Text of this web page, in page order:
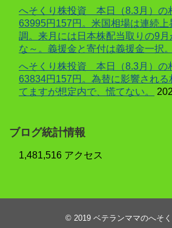
へそくり株投資 本日（8.3月）の
63995円157円。米国相場は連続
調。来月には日本株配当取りの9
な～。義援金と寄付は義援金一択。
へそくり株投資 本日（8.3月）の
63834円157円。為替に影響される
てますが想定内で、慌てない。
ブログ統計情報
1,481,516 アクセス
© 2019 ベテランママのへそ